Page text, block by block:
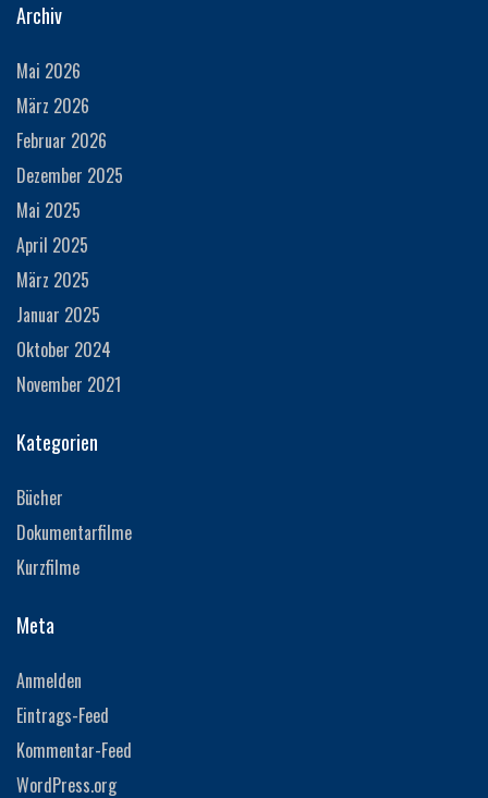
Archiv
Mai 2026
März 2026
Februar 2026
Dezember 2025
Mai 2025
April 2025
März 2025
Januar 2025
Oktober 2024
November 2021
Kategorien
Bücher
Dokumentarfilme
Kurzfilme
Meta
Anmelden
Eintrags-Feed
Kommentar-Feed
WordPress.org